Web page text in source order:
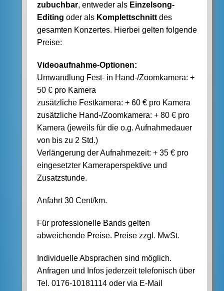
zubuchbar, entweder als Einzelsong-
Editing oder als Komplettschnitt des
gesamten Konzertes. Hierbei gelten folgende
Preise:
Videoaufnahme-Optionen:
Umwandlung Fest- in Hand-/Zoomkamera: +
50 € pro Kamera
zusätzliche Festkamera: + 60 € pro Kamera
zusätzliche Hand-/Zoomkamera: + 80 € pro
Kamera (jeweils für die o.g. Aufnahmedauer
von bis zu 2 Std.)
Verlängerung der Aufnahmezeit: + 35 € pro
eingesetzter Kameraperspektive und
Zusatzstunde.
Anfahrt 30 Cent/km.
Für professionelle Bands gelten
abweichende Preise. Preise zzgl. MwSt.
Individuelle Absprachen sind möglich.
Anfragen und Infos jederzeit telefonisch über
Tel. 0176-10181114 oder via E-Mail